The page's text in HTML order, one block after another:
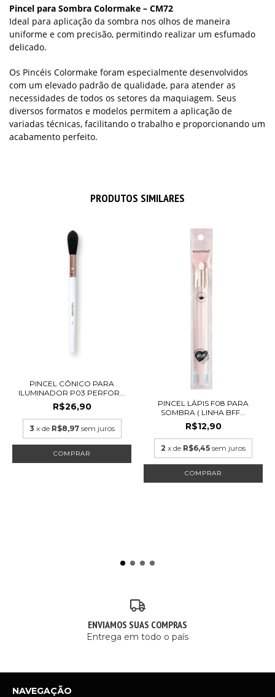
Pincel para Sombra Colormake – CM72
Ideal para aplicação da sombra nos olhos de maneira
uniforme e com precisão, permitindo realizar um esfumado
delicado.
Os Pincéis Colormake foram especialmente desenvolvidos
com um elevado padrão de qualidade, para atender as
necessidades de todos os setores da maquiagem. Seus
diversos formatos e modelos permitem a aplicação de
variadas técnicas, facilitando o trabalho e proporcionando um
acabamento perfeito.
PRODUTOS SIMILARES
PINCEL CÔNICO PARA
ILUMINADOR P03 PERFOR...
R$26,90
3 x de R$8,97 sem juros
PINCEL LÁPIS F08 PARA
SOMBRA ( LINHA BFF...
R$12,90
2 x de R$6,45 sem juros
ENVIAMOS SUAS COMPRAS
Entrega em todo o país
NAVEGAÇÃO